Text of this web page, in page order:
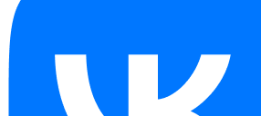
Наймом продактов,
на что обращать внимание,
задавать и как проверить
корпоративной культуре